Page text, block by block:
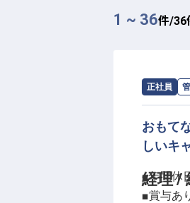
1 ~ 36件/36
正社員
経理 /
求人情報
おもて
しいキ
■年間休
■賞与あ